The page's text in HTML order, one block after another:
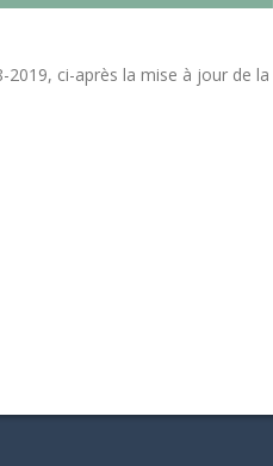
2019, ci-après la mise à jour de la